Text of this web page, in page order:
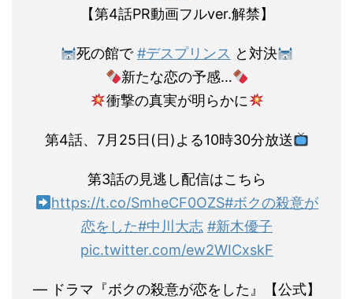
【第4話PR動画フルver.解禁】
死の館で#デスプリンス と対決
新たな恋の予感…
衝撃の真実が明らかに
第4話、7月25日(日)よる10時30分放送
第3話の見逃し配信はこちら
https://t.co/SmheCF0OZS#ボクの殺意が
恋をした#中川大志 #新木優子
pic.twitter.com/ew2WICxskF
— ドラマ『ボクの殺意が恋をした』【公式】